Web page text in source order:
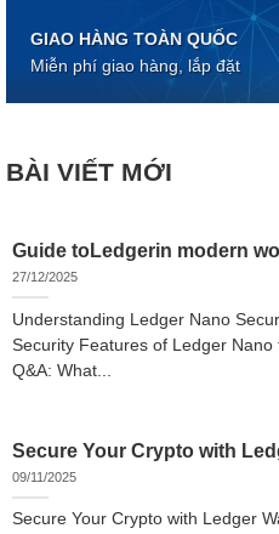
GIAO HÀNG TOÀN QUỐC
Miễn phí giao hàng, lắp đặt
BÀI VIẾT MỚI
Guide toLedgerin modern
27/12/2025
Understanding Ledger Nano
Security Features of Ledger
Q&A: What...
Secure Your Crypto with
09/11/2025
Secure Your Crypto with Ledger